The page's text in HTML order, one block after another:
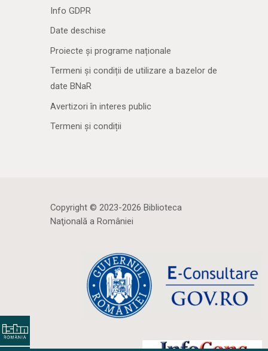
Info GDPR
Date deschise
Proiecte și programe naționale
Termeni și condiții de utilizare a bazelor de
date BNaR
Avertizori în interes public
Termeni și condiții
Copyright © 2023-2026 Biblioteca
Naţională a României